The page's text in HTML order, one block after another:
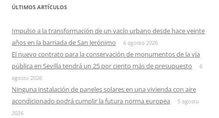
ÚLTIMOS ARTÍCULOS
Impulso a la transformación de un vacío urbano desde hace veinte
años en la barriada de San Jerónimo
6 agosto 2026
El nuevo contrato para la conservación de monumentos de la vía
pública en Sevilla tendrá un 25 por ciento más de presupuesto
6
agosto 2026
Ninguna instalación de paneles solares en una vivienda con aire
acondicionado podrá cumplir la futura norma europea
5 agosto
2026